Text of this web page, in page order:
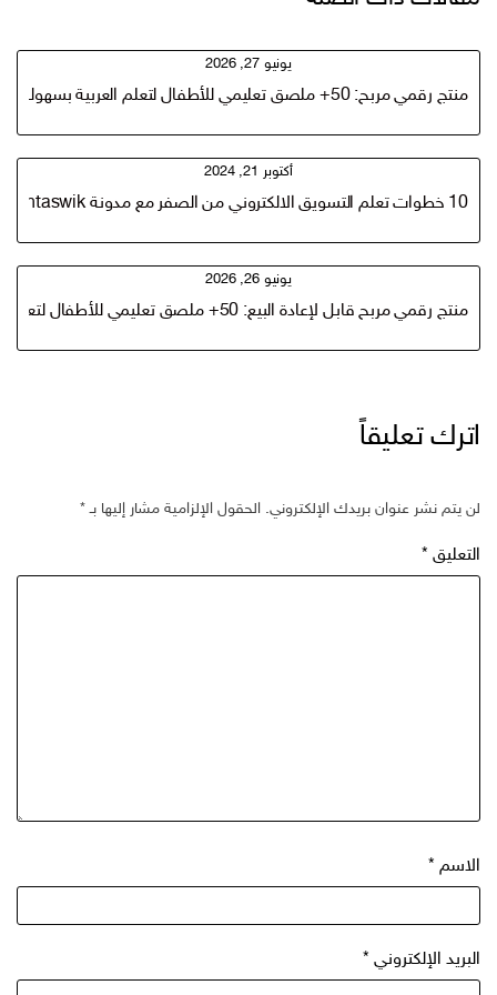
يونيو 27, 2026
منتج رقمي مربح: 50+ ملصق تعليمي للأطفال لتعلم العربية بسهولة الاكثر مبيعا
أكتوبر 21, 2024
10 خطوات تعلم التسويق الالكتروني من الصفر مع مدونة Techtaswik
يونيو 26, 2026
منتج رقمي مربح قابل لإعادة البيع: 50+ ملصق تعليمي للأطفال لتعلم العربية بسهولة
اترك تعليقاً
لن يتم نشر عنوان بريدك الإلكتروني. الحقول الإلزامية مشار إليها بـ*
التعليق *
الاسم *
البريد الإلكتروني *